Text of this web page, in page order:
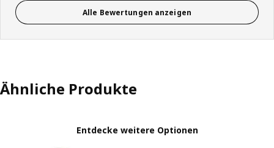
Alle Bewertungen anzeigen
Ähnliche Produkte
Entdecke weitere Optionen